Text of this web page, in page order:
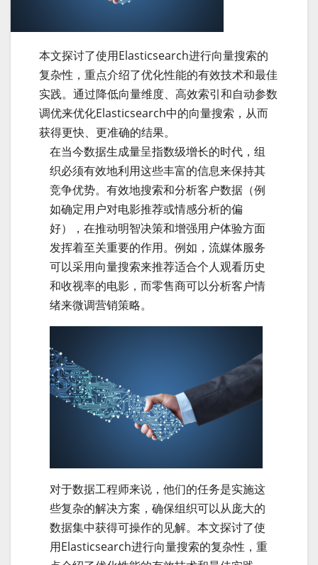
本文探讨了使用Elasticsearch进行向量搜索的
复杂性，重点介绍了优化性能的有效技术和最佳
实践。通过降低向量维度、高效索引和自动参数
调优来优化Elasticsearch中的向量搜索，从而
获得更快、更准确的结果。
在当今数据生成量呈指数级增长的时代，组
织必须有效地利用这些丰富的信息来保持其
竞争优势。有效地搜索和分析客户数据（例
如确定用户对电影推荐或情感分析的偏
好），在推动明智决策和增强用户体验方面
发挥着至关重要的作用。例如，流媒体服务
可以采用向量搜索来推荐适合个人观看历史
和收视率的电影，而零售商可以分析客户情
绪来微调营销策略。
对于数据工程师来说，他们的任务是实施这
些复杂的解决方案，确保组织可以从庞大的
数据集中获得可操作的见解。本文探讨了使
用Elasticsearch进行向量搜索的复杂性，重